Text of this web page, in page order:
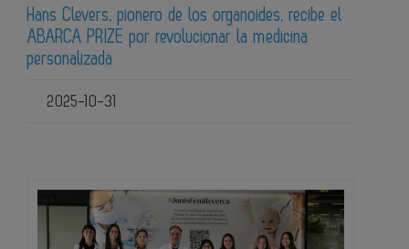
Hans Clevers, pionero de los organoides, recibe el
ABARCA PRIZE por revolucionar la medicina
personalizada
2025-10-31